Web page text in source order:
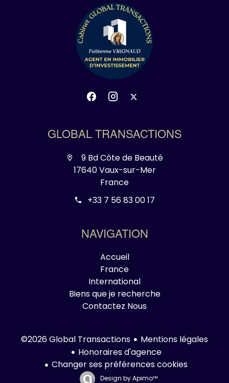
GLOBAL TRANSACTIONS
9 Bd Côte de Beauté
17640 Vaux-sur-Mer
France
+33 7 56 83 00 17
NAVIGATION
Accueil
France
International
Biens que je recherche
Contactez Nous
©2026 Global Transactions
Mentions légales
Honoraires d'agence
Changer ses préférences cookies
Design byApimo™